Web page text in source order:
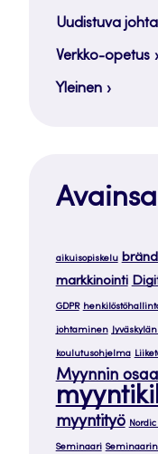
Uudistuva
Verkko-opetus
Yleinen
aikuisopiskelu
markkinointi
GDPR
johtaminen
koulutusohjelma
Myynnin
myyntityö
Seminaari